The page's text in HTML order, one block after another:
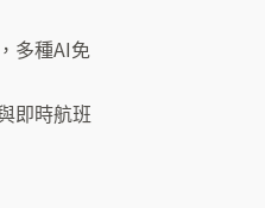
多種AI免
即時航班